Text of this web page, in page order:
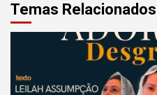
Temas Relacionados